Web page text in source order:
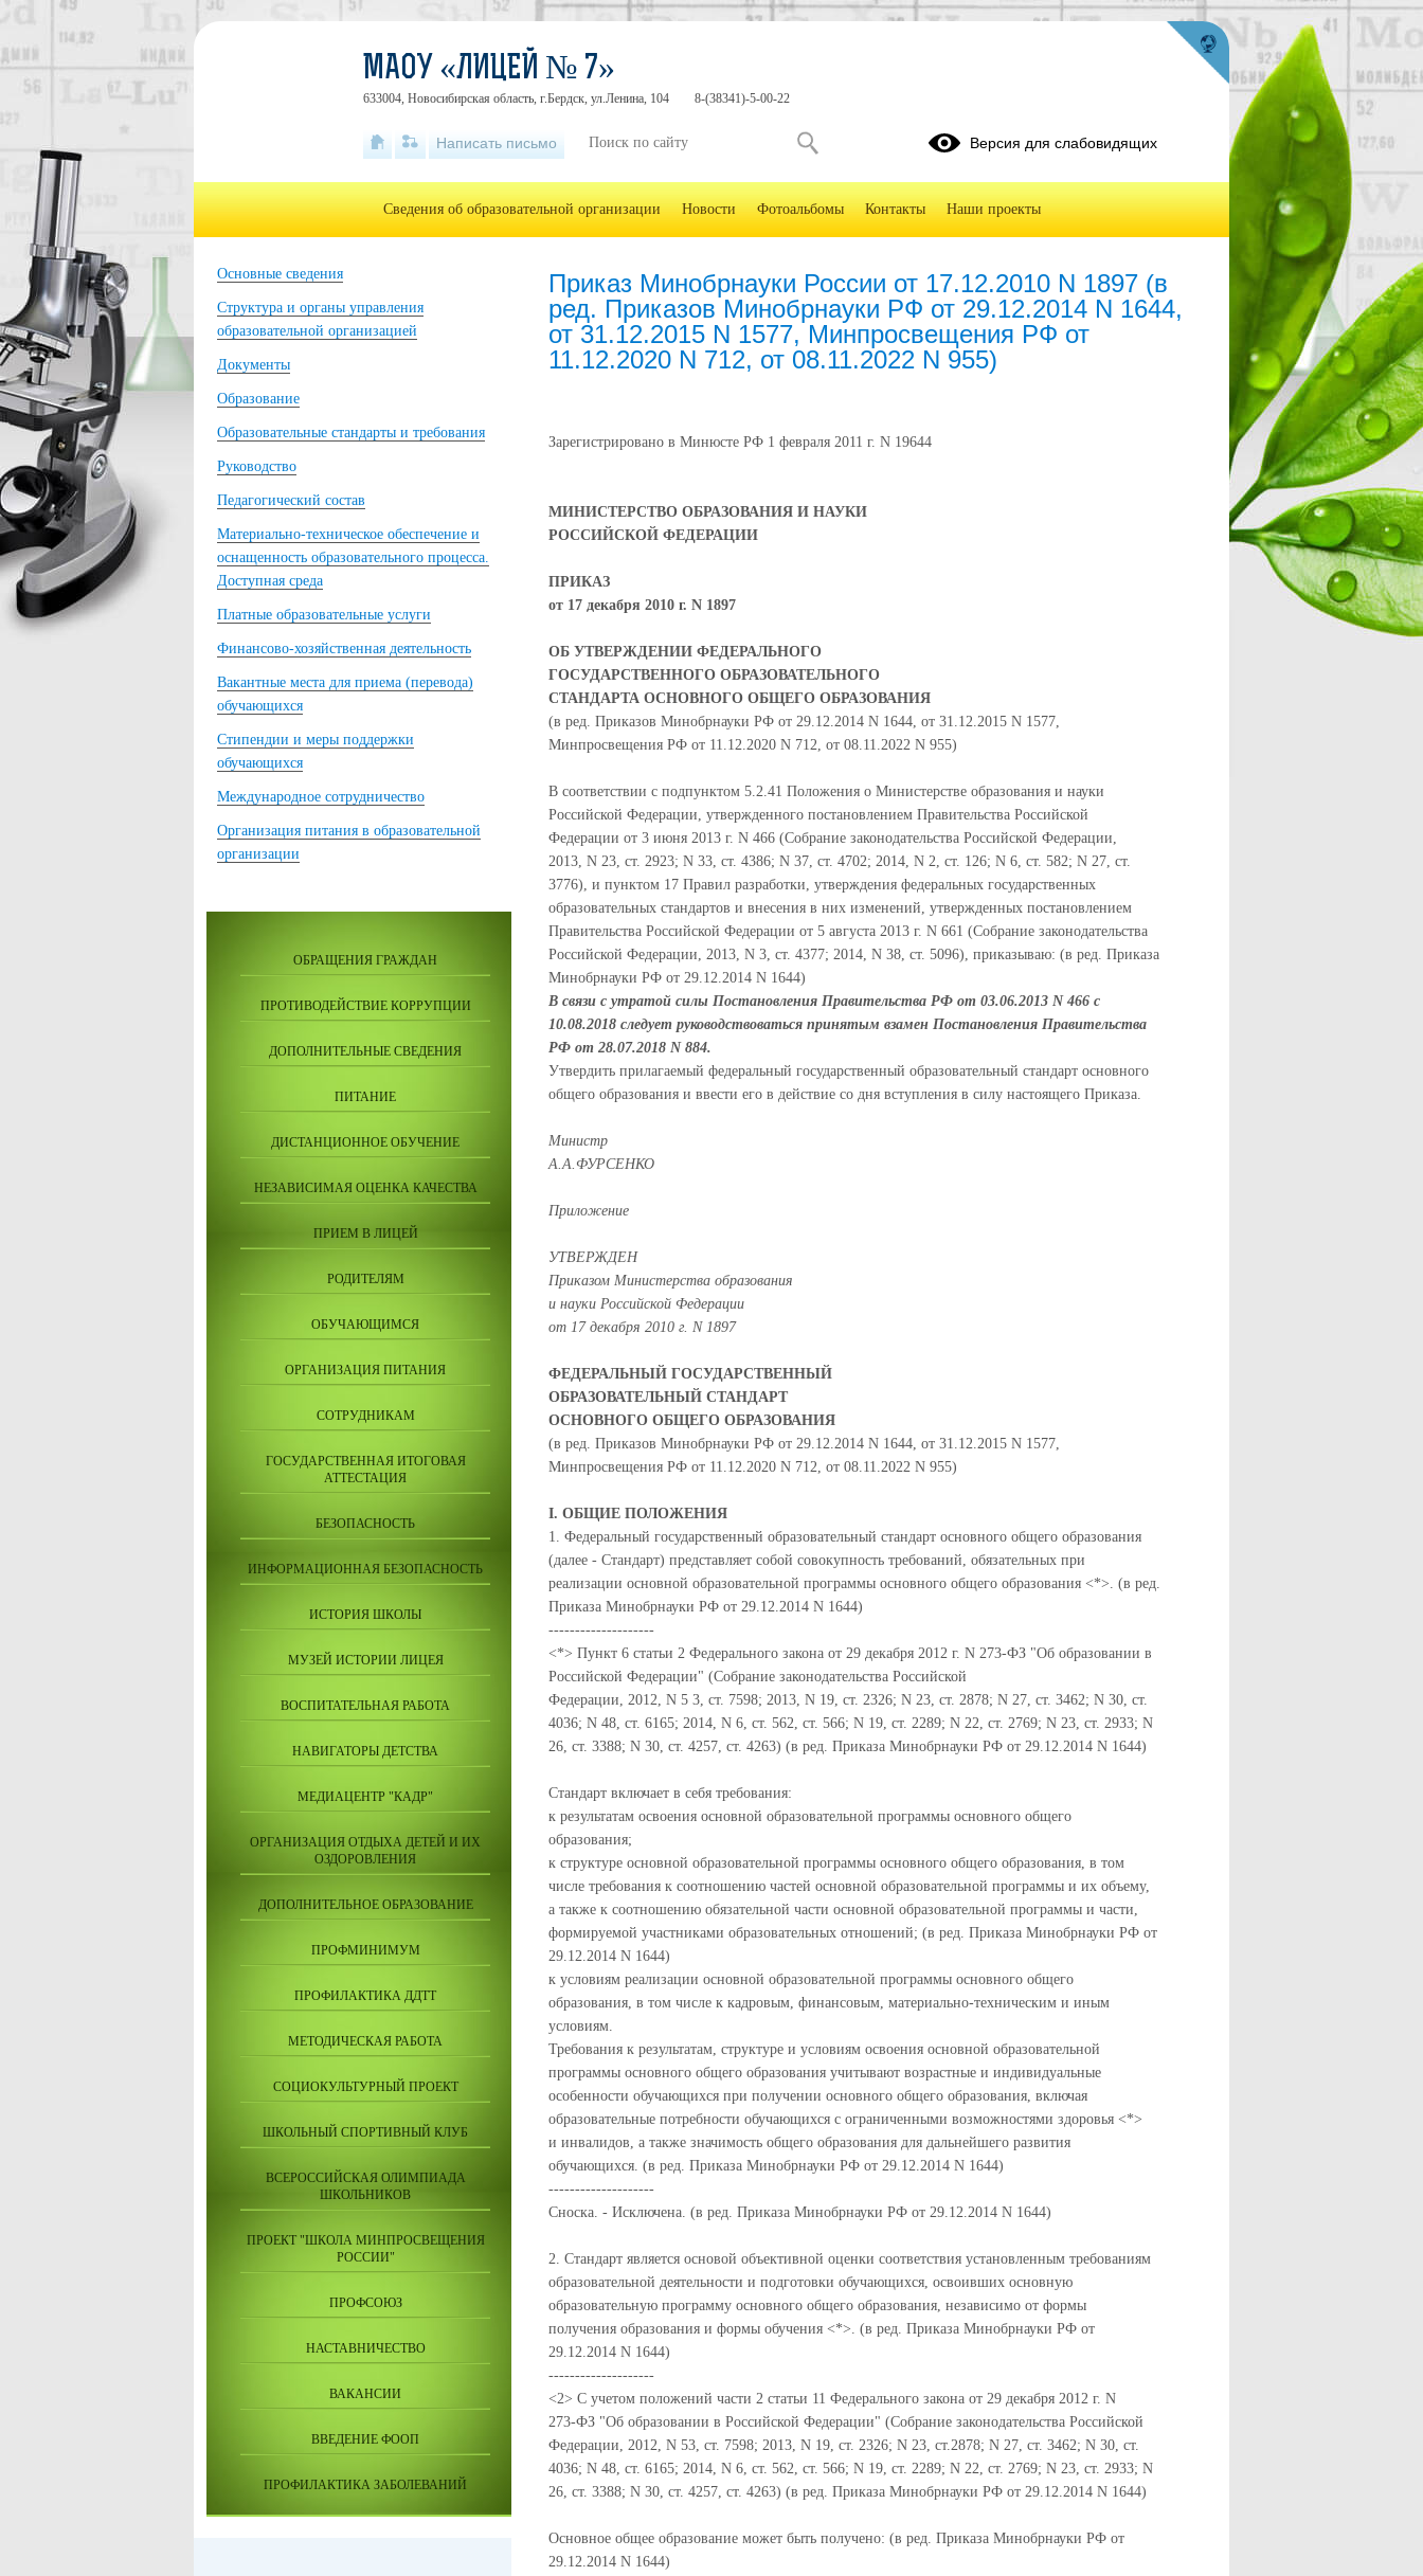
Приказ Минобрнауки России от 17.12.2010 N 1897 (в
ред. Приказов Минобрнауки РФ от 29.12.2014 N 1644,
от 31.12.2015 N 1577, Минпросвещения РФ от
11.12.2020 N 712, от 08.11.2022 N 955)
Зарегистрировано в Минюсте РФ 1 февраля 2011 г. N 19644
МИНИСТЕРСТВО ОБРАЗОВАНИЯ И НАУКИ
РОССИЙСКОЙ ФЕДЕРАЦИИ
ПРИКАЗ
от 17 декабря 2010 г. N 1897
ОБ УТВЕРЖДЕНИИ ФЕДЕРАЛЬНОГО
ГОСУДАРСТВЕННОГО ОБРАЗОВАТЕЛЬНОГО
СТАНДАРТА ОСНОВНОГО ОБЩЕГО ОБРАЗОВАНИЯ
(в ред. Приказов Минобрнауки РФ от 29.12.2014 N 1644, от 31.12.2015 N 1577,
Минпросвещения РФ от 11.12.2020 N 712, от 08.11.2022 N 955)
В соответствии с подпунктом 5.2.41 Положения о Министерстве образования и науки
Российской Федерации, утвержденного постановлением Правительства Российской
Федерации от 3 июня 2013 г. N 466 (Собрание законодательства Российской Федерации,
2013, N 23, ст. 2923; N 33, ст. 4386; N 37, ст. 4702; 2014, N 2, ст. 126; N 6, ст. 582; N 27, ст.
3776), и пунктом 17 Правил разработки, утверждения федеральных государственных
образовательных стандартов и внесения в них изменений, утвержденных постановлением
Правительства Российской Федерации от 5 августа 2013 г. N 661 (Собрание законодательства
Российской Федерации, 2013, N 3, ст. 4377; 2014, N 38, ст. 5096), приказываю: (в ред. Приказа
Минобрнауки РФ от 29.12.2014 N 1644)
В связи с утратой силы Постановления Правительства РФ от 03.06.2013 N 466 с
10.08.2018 следует руководствоваться принятым взамен Постановления Правительства
РФ от 28.07.2018 N 884.
Утвердить прилагаемый федеральный государственный образовательный стандарт основного
общего образования и ввести его в действие со дня вступления в силу настоящего Приказа.
Министр
А.А.ФУРСЕНКО
Приложение
УТВЕРЖДЕН
Приказом Министерства образования
и науки Российской Федерации
от 17 декабря 2010 г. N 1897
ФЕДЕРАЛЬНЫЙ ГОСУДАРСТВЕННЫЙ
ОБРАЗОВАТЕЛЬНЫЙ СТАНДАРТ
ОСНОВНОГО ОБЩЕГО ОБРАЗОВАНИЯ
(в ред. Приказов Минобрнауки РФ от 29.12.2014 N 1644, от 31.12.2015 N 1577,
Минпросвещения РФ от 11.12.2020 N 712, от 08.11.2022 N 955)
I. ОБЩИЕ ПОЛОЖЕНИЯ
1. Федеральный государственный образовательный стандарт основного общего образования
(далее - Стандарт) представляет собой совокупность требований, обязательных при
реализации основной образовательной программы основного общего образования <*>. (в ред.
Приказа Минобрнауки РФ от 29.12.2014 N 1644)
--------------------
<*> Пункт 6 статьи 2 Федерального закона от 29 декабря 2012 г. N 273-ФЗ "Об образовании в
Российской Федерации" (Собрание законодательства Российской
Федерации, 2012, N 5 3, ст. 7598; 2013, N 19, ст. 2326; N 23, ст. 2878; N 27, ст. 3462; N 30, ст.
4036; N 48, ст. 6165; 2014, N 6, ст. 562, ст. 566; N 19, ст. 2289; N 22, ст. 2769; N 23, ст. 2933; N
26, ст. 3388; N 30, ст. 4257, ст. 4263) (в ред. Приказа Минобрнауки РФ от 29.12.2014 N 1644)
Стандарт включает в себя требования:
к результатам освоения основной образовательной программы основного общего
образования;
к структуре основной образовательной программы основного общего образования, в том
числе требования к соотношению частей основной образовательной программы и их объему,
а также к соотношению обязательной части основной образовательной программы и части,
формируемой участниками образовательных отношений; (в ред. Приказа Минобрнауки РФ от
29.12.2014 N 1644)
к условиям реализации основной образовательной программы основного общего
образования, в том числе к кадровым, финансовым, материально-техническим и иным
условиям.
Требования к результатам, структуре и условиям освоения основной образовательной
программы основного общего образования учитывают возрастные и индивидуальные
особенности обучающихся при получении основного общего образования, включая
образовательные потребности обучающихся с ограниченными возможностями здоровья <*>
и инвалидов, а также значимость общего образования для дальнейшего развития
обучающихся. (в ред. Приказа Минобрнауки РФ от 29.12.2014 N 1644)
--------------------
Сноска. - Исключена. (в ред. Приказа Минобрнауки РФ от 29.12.2014 N 1644)
2. Стандарт является основой объективной оценки соответствия установленным требованиям
образовательной деятельности и подготовки обучающихся, освоивших основную
образовательную программу основного общего образования, независимо от формы
получения образования и формы обучения <*>. (в ред. Приказа Минобрнауки РФ от
29.12.2014 N 1644)
--------------------
<2> С учетом положений части 2 статьи 11 Федерального закона от 29 декабря 2012 г. N
273-ФЗ "Об образовании в Российской Федерации" (Собрание законодательства Российской
Федерации, 2012, N 53, ст. 7598; 2013, N 19, ст. 2326; N 23, ст.2878; N 27, ст. 3462; N 30, ст.
4036; N 48, ст. 6165; 2014, N 6, ст. 562, ст. 566; N 19, ст. 2289; N 22, ст. 2769; N 23, ст. 2933; N
26, ст. 3388; N 30, ст. 4257, ст. 4263) (в ред. Приказа Минобрнауки РФ от 29.12.2014 N 1644)
Основное общее образование может быть получено: (в ред. Приказа Минобрнауки РФ от
29.12.2014 N 1644)
Основные сведения
Структура и органы управления
образовательной организацией
Документы
Образование
Образовательные стандарты и требования
Руководство
Педагогический состав
Материально-техническое обеспечение и
оснащенность образовательного процесса.
Доступная среда
Платные образовательные услуги
Финансово-хозяйственная деятельность
Вакантные места для приема (перевода)
обучающихся
Стипендии и меры поддержки
обучающихся
Международное сотрудничество
Организация питания в образовательной
организации
ОБРАЩЕНИЯ ГРАЖДАН
ПРОТИВОДЕЙСТВИЕ КОРРУПЦИИ
ДОПОЛНИТЕЛЬНЫЕ СВЕДЕНИЯ
ПИТАНИЕ
ДИСТАНЦИОННОЕ ОБУЧЕНИЕ
НЕЗАВИСИМАЯ ОЦЕНКА КАЧЕСТВА
ПРИЕМ В ЛИЦЕЙ
РОДИТЕЛЯМ
ОБУЧАЮЩИМСЯ
ОРГАНИЗАЦИЯ ПИТАНИЯ
СОТРУДНИКАМ
ГОСУДАРСТВЕННАЯ ИТОГОВАЯ
АТТЕСТАЦИЯ
БЕЗОПАСНОСТЬ
ИНФОРМАЦИОННАЯ БЕЗОПАСНОСТЬ
ИСТОРИЯ ШКОЛЫ
МУЗЕЙ ИСТОРИИ ЛИЦЕЯ
ВОСПИТАТЕЛЬНАЯ РАБОТА
НАВИГАТОРЫ ДЕТСТВА
МЕДИАЦЕНТР "КАДР"
ОРГАНИЗАЦИЯ ОТДЫХА ДЕТЕЙ И ИХ
ОЗДОРОВЛЕНИЯ
ДОПОЛНИТЕЛЬНОЕ ОБРАЗОВАНИЕ
ПРОФМИНИМУМ
ПРОФИЛАКТИКА ДДТТ
МЕТОДИЧЕСКАЯ РАБОТА
СОЦИОКУЛЬТУРНЫЙ ПРОЕКТ
ШКОЛЬНЫЙ СПОРТИВНЫЙ КЛУБ
ВСЕРОССИЙСКАЯ ОЛИМПИАДА
ШКОЛЬНИКОВ
ПРОЕКТ "ШКОЛА МИНПРОСВЕЩЕНИЯ
РОССИИ"
ПРОФСОЮЗ
НАСТАВНИЧЕСТВО
ВАКАНСИИ
ВВЕДЕНИЕ ФООП
ПРОФИЛАКТИКА ЗАБОЛЕВАНИЙ
МАОУ «ЛИЦЕЙ № 7»
633004, Новосибирская область, г.Бердск, ул.Ленина, 104 8-(38341)-5-00-22
Написать письмо Версия для слабовидящих
Сведения об образовательной организации Новости Фотоальбомы Контакты Наши проекты